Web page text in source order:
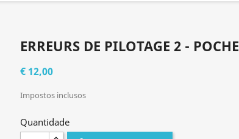
ERREURS DE PILOTAGE 2 - POCHE
€ 12,00
Impostos inclusos
Quantidade